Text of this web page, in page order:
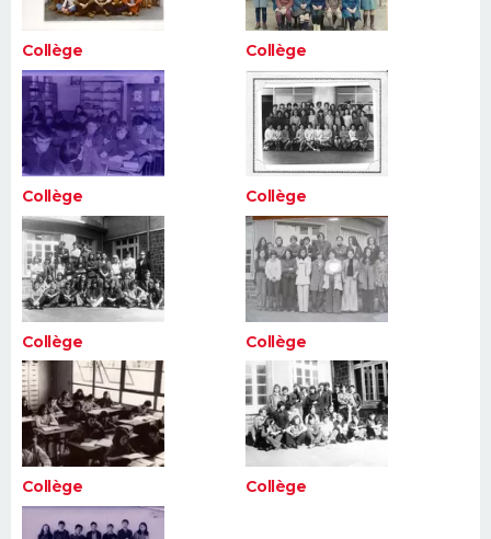
Collège Collège
Collège Collège
Collège Collège
Collège Collège